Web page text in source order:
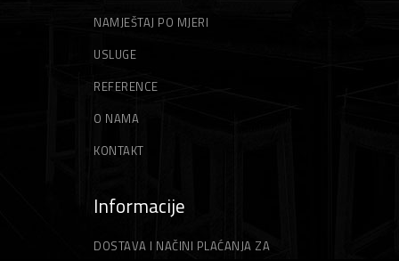
NAMJEŠTAJ PO MJERI
USLUGE
REFERENCE
O NAMA
KONTAKT
Informacije
DOSTAVA I NAČINI PLAĆANJA ZA